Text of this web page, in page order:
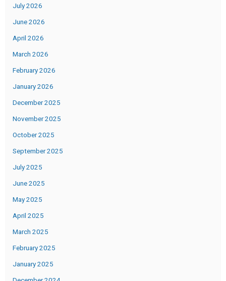
July 2026
June 2026
April 2026
March 2026
February 2026
January 2026
December 2025
November 2025
October 2025
September 2025
July 2025
June 2025
May 2025
April 2025
March 2025
February 2025
January 2025